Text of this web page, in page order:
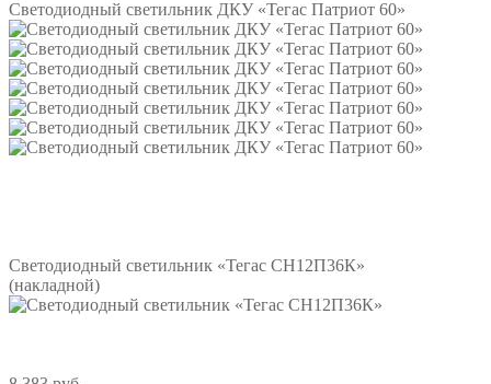
Светодиодный светильник ДКУ «Тегас Патриот 60»
Светодиодный светильник «Тегас СН12П36К»
(накладной)